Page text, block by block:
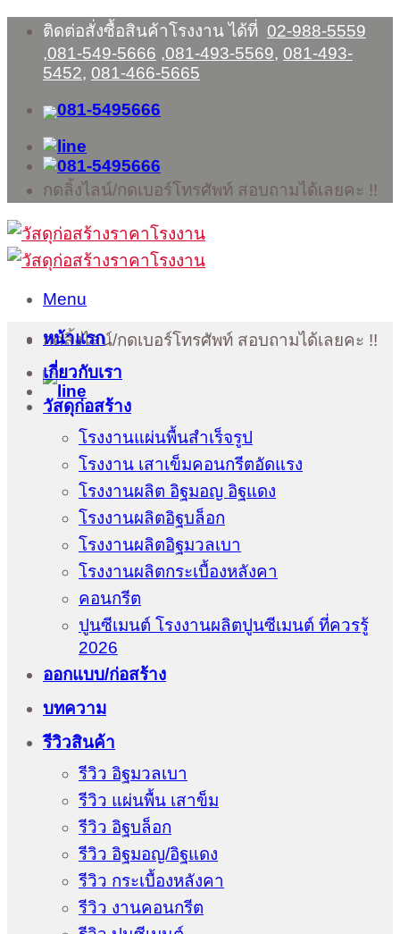
Skip
content
ติดต่อสั่งซื้อสินค้าโรงงาน ได้ที่ 02-988-5559
,081-549-5666 ,081-493-5569, 081-493-
5452, 081-466-5665
กดลิ้งไลน์/กดเบอร์โทรศัพท์ สอบถามได้เลยคะ !!
Menu
กดลิ้งไลน์/กดเบอร์โทรศัพท์ สอบถามได้เลยคะ !!
หน้าแรก
เกี่ยวกับเรา
วัสดุก่อสร้าง
โรงงานแผ่นพื้นสำเร็จรูป
โรงงาน เสาเข็มคอนกรีตอัดแรง
โรงงานผลิต อิฐมอญ อิฐแดง
โรงงานผลิตอิฐบล็อก
โรงงานผลิตอิฐมวลเบา
โรงงานผลิตกระเบื้องหลังคา
คอนกรีต
ปูนซีเมนต์ โรงงานผลิตปูนซีเมนต์ ที่ควรรู้
2026
ออกแบบ/ก่อสร้าง
บทความ
รีวิวสินค้า
รีวิว อิฐมวลเบา
รีวิว แผ่นพื้น เสาข็ม
รีวิว อิฐบล็อก
รีวิว อิฐมอญ/อิฐแดง
รีวิว กระเบื้องหลังคา
รีวิว งานคอนกรีต